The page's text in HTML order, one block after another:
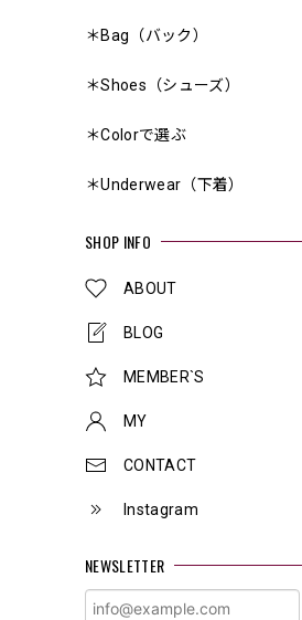
＊Bag（バック）
＊Shoes（シューズ）
＊Colorで選ぶ
＊Underwear（下着）
SHOP INFO
ABOUT
BLOG
MEMBER`S
MY
CONTACT
Instagram
NEWSLETTER